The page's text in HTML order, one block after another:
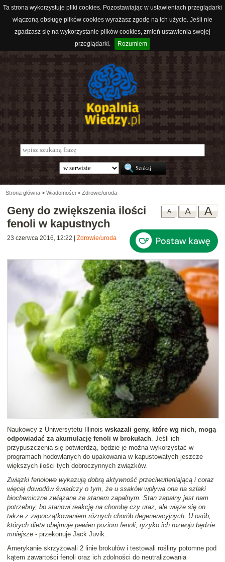
Ta strona wykorzystuje pliki cookies. Pozostawiając w ustawieniach przeglądarki
włączoną obsługę plików cookies wyrażasz zgodę na ich użycie. Jeśli nie
zgadzasz się na wykorzystanie plików cookies, zmień ustawienia swojej
przeglądarki.
Rozumiem
Strona główna > Wiadomości > Zdrowie/uroda
A
A
A
Geny do zwiększenia ilości
fenoli w kapustnych
23 czerwca 2016, 12:22 Zdrowie/uroda
Naukowcy z Uniwersytetu Illinois wskazali geny, które wg nich, mogą
odpowiadać za akumulację fenoli w brokułach. Jeśli ich
przypuszczenia się potwierdzą, będzie je można wykorzystać w
programach hodowlanych do upakowania w kapustowatych jeszcze
większych ilości tych dobroczynnych związków.
Związki fenolowe wykazują dobrą aktywność przeciwutleniającą i coraz
więcej dowodów świadczy o tym, że u ssaków wpływa ona na szlaki
biochemiczne związane ze stanem zapalnym. Stan zapalny jest nam
potrzebny, bo stanowi reakcję na chorobę czy uraz, ale wiąże się on
także z zapoczątkowaniem różnych chorób degeneracyjnych. U osób,
których dieta obejmuje pewien poziom fenoli, ryzyko ich rozwoju będzie
mniejsze - przekonuje Jack Juvik.
Amerykanie skrzyżowali 2 linie brokułów i testowali rośliny potomne pod
kątem zawartości fenoli oraz ich zdolności do neutralizowania